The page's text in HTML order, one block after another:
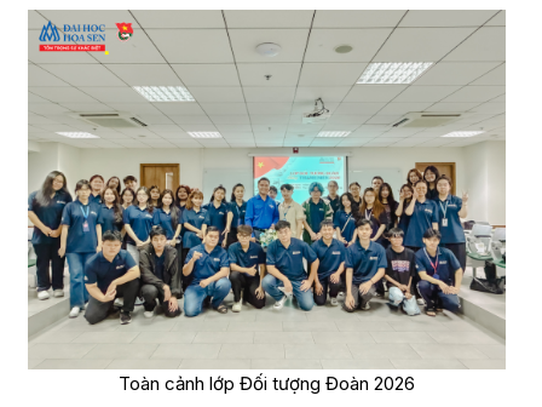
Toàn cảnh lớp Đối tượng Đoàn 2026